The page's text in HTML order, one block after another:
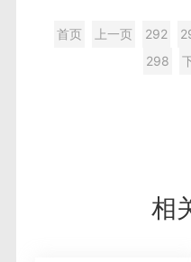
首页 上一页 292
298
相